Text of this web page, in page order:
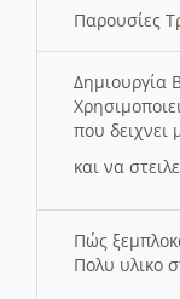
Παρουσίες
Δημιουργία
που δειχνει
και να
Πώς
Πολυ υλικο